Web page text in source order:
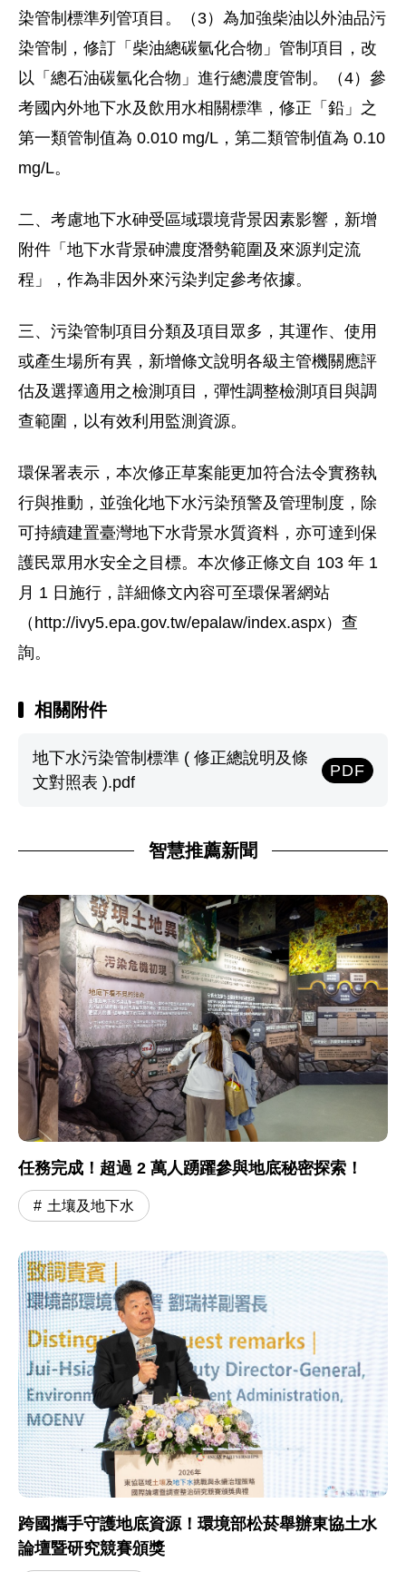
染管制標準列管項目。（3）為加強柴油以外油品污
染管制，修訂「柴油總碳氫化合物」管制項目，改
以「總石油碳氫化合物」進行總濃度管制。（4）參
考國內外地下水及飲用水相關標準，修正「鉛」之
第一類管制值為 0.010 mg/L，第二類管制值為 0.10
mg/L。
二、考慮地下水砷受區域環境背景因素影響，新增
附件「地下水背景砷濃度潛勢範圍及來源判定流
程」，作為非因外來污染判定參考依據。
三、污染管制項目分類及項目眾多，其運作、使用
或產生場所有異，新增條文說明各級主管機關應評
估及選擇適用之檢測項目，彈性調整檢測項目與調
查範圍，以有效利用監測資源。
環保署表示，本次修正草案能更加符合法令實務執
行與推動，並強化地下水污染預警及管理制度，除
可持續建置臺灣地下水背景水質資料，亦可達到保
護民眾用水安全之目標。本次修正條文自 103 年 1
月 1 日施行，詳細條文內容可至環保署網站
（http://ivy5.epa.gov.tw/epalaw/index.aspx）查
詢。
相關附件
地下水污染管制標準 ( 修正總說明及條
文對照表 ).pdf
PDF
智慧推薦新聞
任務完成！超過 2 萬人踴躍參與地底秘密探索！
土壤及地下水
跨國攜手守護地底資源！環境部松菸舉辦東協土水
論壇暨研究競賽頒獎